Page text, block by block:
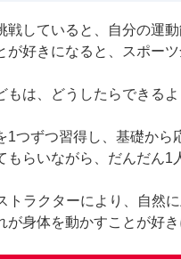
戦していると、自分の運
が好きになると、スポー
もは、どうしたらできる
1つずつ習得し、基礎から
もらいながら、だんだん1
トラクターにより、自然
が身体を動かすことが好